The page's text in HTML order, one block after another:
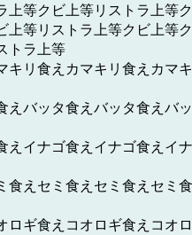
上等クビ上等リストラ上等
上等リストラ上等クビ上等
トラ上等
キリ食えカマキリ食えカマ
えバッタ食えバッタ食えバ
えイナゴ食えイナゴ食えイ
食えセミ食えセミ食えセミ
ロギ食えコオロギ食えコオ